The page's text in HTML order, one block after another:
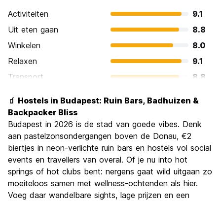
Activiteiten
9.1
Uit eten gaan
8.8
Winkelen
8.0
Relaxen
9.1
Transport
8.8
Cultuur
Uitgaan
8.9
Waarde voor uw geld
🧃 Hostels in Budapest: Ruin Bars, Badhuizen &
Backpacker Bliss
Budapest in 2026 is de stad van goede vibes. Denk
aan pastelzonsondergangen boven de Donau, €2
biertjes in neon-verlichte ruin bars en hostels vol social
events en travellers van overal. Of je nu into hot
springs of hot clubs bent: nergens gaat wild uitgaan zo
moeiteloos samen met wellness-ochtenden als hier.
Voeg daar wandelbare sights, lage prijzen en een